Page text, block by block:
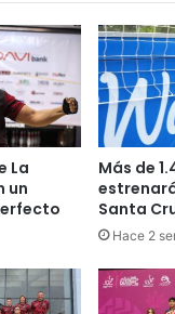
La
un
Más de
Santa
Hace 2